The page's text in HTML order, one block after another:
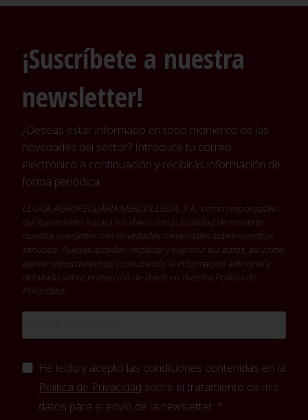
¡Suscríbete a nuestra
newsletter!
¿Deseas estar informado en todo momento de las
novedades del sector? Introduce tu correo
electrónico a continuación y recibirás información de
forma periódica
LLOTJA AGROPECUÀRIA MERCOLLEIDA, S.A., como responsable
del tratamiento tratará tus datos con la finalidad de remitirte
nuestra newsletter con novedades comerciales sobre nuestros
servicios. Puedes acceder, rectificar y suprimir tus datos, así como
ejercer otros derechos consultando la información adicional y
detallada sobre protección de datos en nuestra Política de
Privacidad.
He leído y acepto las condiciones contenidas en la
Política de Privacidad sobre el tratamiento de mis
datos para el envío de la newsletter.